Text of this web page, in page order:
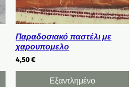
Γρήγορη προβολή
Παραδοσιακό παστέλι με
χαρουπομελο
Τιμή
4,50 €
Εξαντλημένο